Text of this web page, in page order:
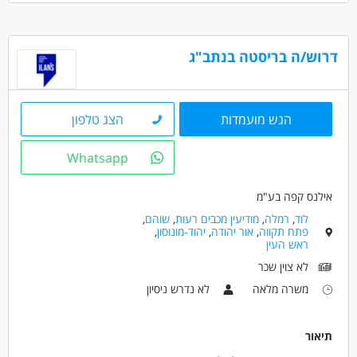
אנגלית ברמה בסיסית - חובה
מאפייני משרה
עבודה עם שעות נוספות
עבודה לפי שעות
דרוש/ה בריסטה בנתב"ג
הגש מועמדות הצג טלפון
Whatsapp
אילנס קפה בע"מ
לוד, רמלה,מודיעין מכבים רעות,שוהם,
פתח תקווה,אור יהודה,יהוד-מונוסון,
ראש העין
לא צוין שכר
משרה מלאה
לא נדרש ניסיון
תיאור